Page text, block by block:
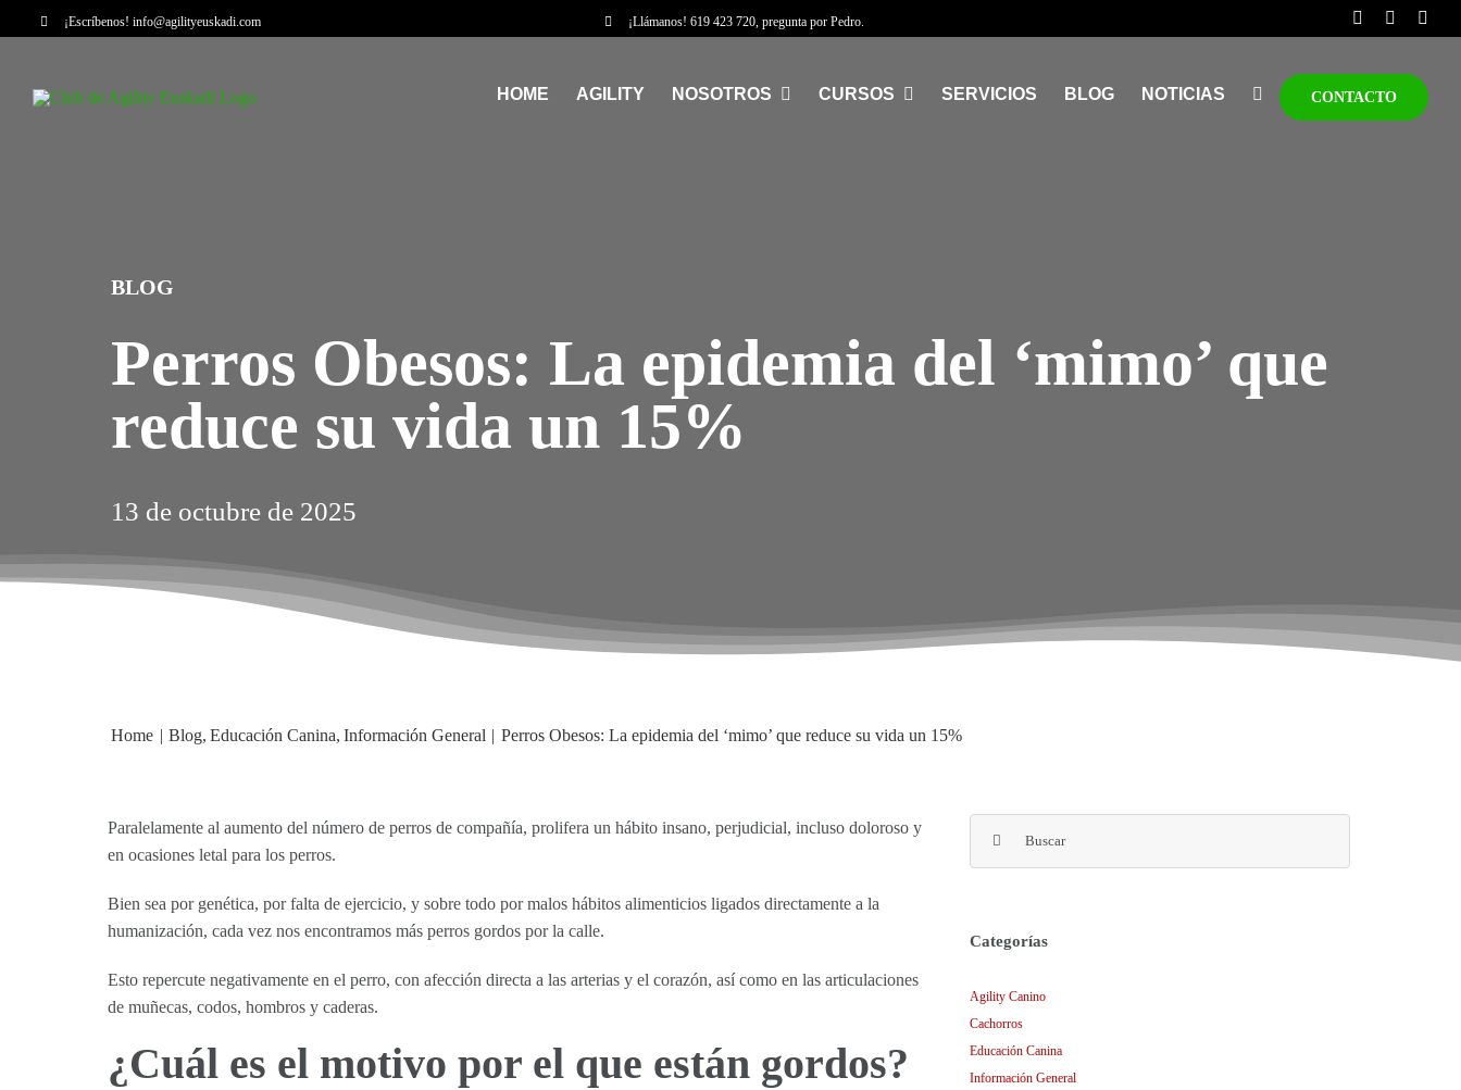
al
¡Escríbenos! info@agilityeuskadi.com ¡Llámanos! 619 423 720, pregunta por Pedro.
HOME AGILITY NOSOTROS CURSOS SERVICIOS BLOG NOTICIAS CONTACTO
BLOG
Perros Obesos: La epidemia del ‘mimo’ que
reduce su vida un 15%
13 de octubre de 2025
Home Blog Educación Canina Información General Perros Obesos: La epidemia del ‘mimo’ que reduce su vida un 15%
Paralelamente al aumento del número de perros de compañía, prolifera un hábito insano, perjudicial, incluso doloroso y
en ocasiones letal para los perros.
Bien sea por genética, por falta de ejercicio, y sobre todo por malos hábitos alimenticios ligados directamente a la
humanización, cada vez nos encontramos más perros gordos por la calle.
Esto repercute negativamente en el perro, con afección directa a las arterias y el corazón, así como en las articulaciones
de muñecas, codos, hombros y caderas.
¿Cuál es el motivo por el que están gordos?
Categorías
Agility Canino
Cachorros
Educación Canina
Información General